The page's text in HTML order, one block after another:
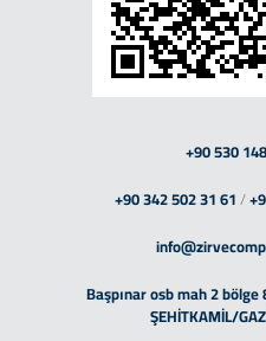
+90 530
+90 342 502 31 61/
Başpınar osb mah 2
ŞEHİTKAMİL/